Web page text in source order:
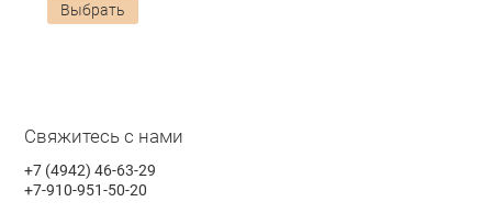
Выбрать
Свяжитесь с нами
+7 (4942) 46-63-29
+7-910-951-50-20